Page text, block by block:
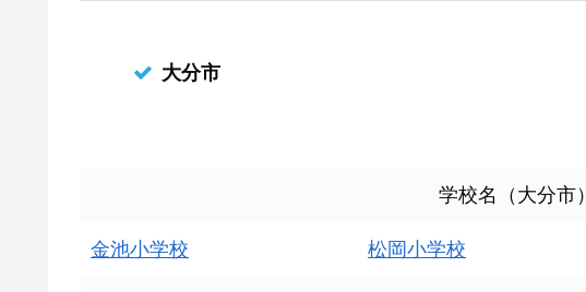
大分市
学校名（大分市）
金池小学校 松岡小学校